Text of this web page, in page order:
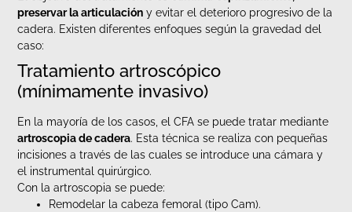
preservar la articulación y evitar el deterioro progresivo de la
cadera. Existen diferentes enfoques según la gravedad del
caso:
Tratamiento artroscópico
(mínimamente invasivo)
En la mayoría de los casos, el CFA se puede tratar mediante
artroscopia de cadera. Esta técnica se realiza con pequeñas
incisiones a través de las cuales se introduce una cámara y
el instrumental quirúrgico.
Con la artroscopia se puede:
Remodelar la cabeza femoral (tipo Cam).